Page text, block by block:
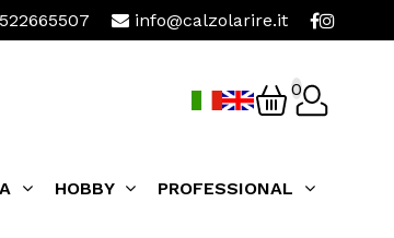
info@calzolarire.it
0
HOBBY PROFESSIONAL